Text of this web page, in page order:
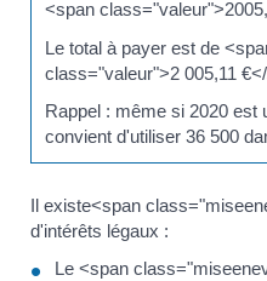
<span
Le total à payer est de
class="valeur">2 005,11
Rappel : même si 2020 est
convient d'utiliser 36 500
Il existe<span
d'intérêts légaux :
Le <span